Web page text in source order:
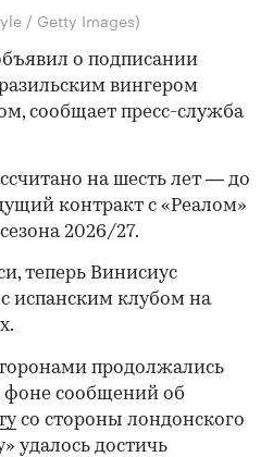
/ Getty Images)
о подписании
вингером
сообщает пресс-служба
на шесть лет — до
контракт с «Реалом»
2026/27.
теперь Винисиус
испанским клубом на
продолжались
фоне сообщений об
со стороны лондонского
удалось достичь